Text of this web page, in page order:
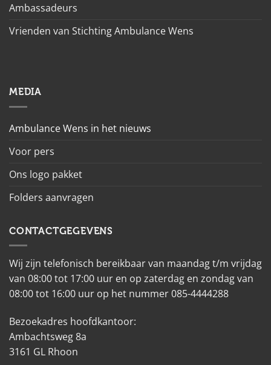
Ambassadeurs
Vrienden van Stichting Ambulance Wens
MEDIA
Ambulance Wens in het nieuws
Voor pers
Ons logo pakket
Folders aanvragen
CONTACTGEGEVENS
Wij zijn telefonisch bereikbaar van maandag t/m vrijdag
van 08:00 tot 17:00 uur en op zaterdag en zondag van
08:00 tot 16:00 uur op het nummer 085-4444288
Bezoekadres hoofdkantoor:
Ambachtsweg 8a
3161 GL Rhoon